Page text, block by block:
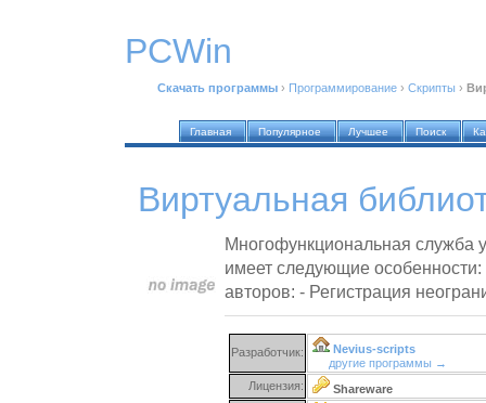
PCWin
Скачать программы › Программирование › Скрипты ›
Главная Популярное Лучшее Поиск
Виртуальная
Многофункциональная служба
имеет следующие
авторов: - Регистрация
Разработчик:
Nevius-scripts
другие программы →
Лицензия:
Shareware